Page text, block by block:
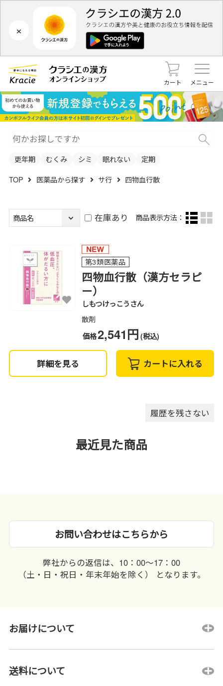
×
カート メニュー
更年期 むくみ シミ 眠れない 定期
TOP 医薬品から探す サ行 四物血行散
在庫あり 商品表示方法：
第3類医薬品
四物血行散（漢方セラピ
ー）
しもつけっこうさん
散剤
価格2,541円 (税込)
詳細を見る カートに入れる
履歴を残さない
最近見た商品
お問い合わせはこちらから
弊社からの返信は、10：00〜17：00
（土・日・祝日・年末年始を除く） となります。
お届けについて
送料について